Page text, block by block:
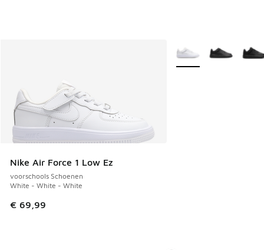
Nike Air Force 1 Low Ez
voorschools Schoenen
White - White - White
€ 69,99
Meer kleuren